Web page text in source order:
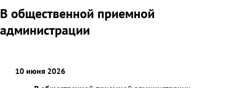
В общественной приемной
администрации
10 июня 2026